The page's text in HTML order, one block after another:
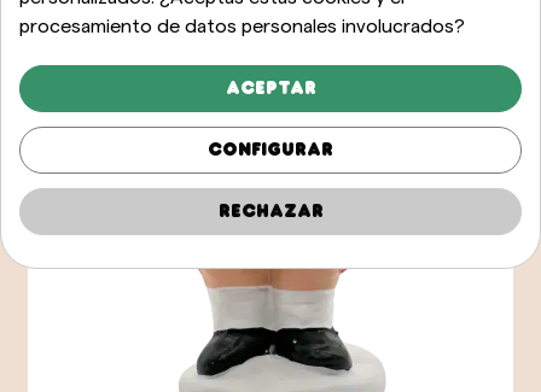
procesamiento de datos personales involucrados?
Aceptar
Configurar
Rechazar